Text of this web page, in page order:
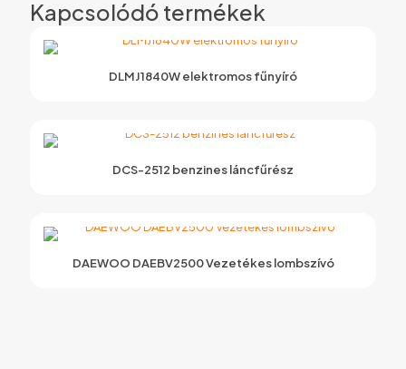
Kapcsolódó termékek
DLMJ1840W elektromos fűnyíró
DCS-2512 benzines láncfűrész
DAEWOO DAEBV2500 Vezetékes lombszívó